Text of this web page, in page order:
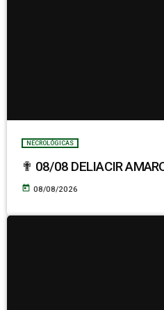
NECROLÓGICAS
✟ 08/08 DELIACIR
today 08/08/2026